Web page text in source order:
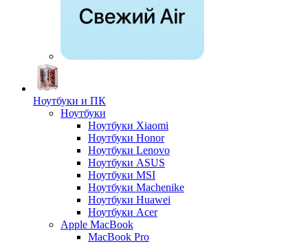
Ноутбуки и ПК
Ноутбуки
Ноутбуки Xiaomi
Ноутбуки Honor
Ноутбуки Lenovo
Ноутбуки ASUS
Ноутбуки MSI
Ноутбуки Machenike
Ноутбуки Huawei
Ноутбуки Acer
Apple MacBook
MacBook Pro